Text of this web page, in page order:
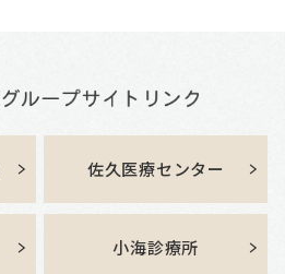
佐久医療センター
小海診療所